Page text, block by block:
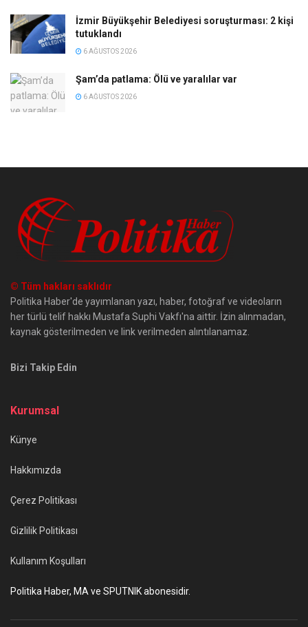
İzmir Büyükşehir Belediyesi soruşturması: 2 kişi
tutuklandı
6 AĞUSTOS 2026
Şam’da patlama: Ölü ve yaralılar var
6 AĞUSTOS 2026
© Tüm hakları saklıdır
Politika Haber'de yayımlanan yazı, haber, fotoğraf ve videoların
her türlü telif hakkı Mustafa Suphi Vakfı'na aittir. İzin alınmadan,
kaynak gösterilmeden ve link verilmeden alıntılanamaz.
Bizi Takip Edin
Kurumsal
Künye
Hakkımızda
Çerez Politikası
Gizlilik Politikası
Kullanım Koşulları
Politika Haber, MA ve SPUTNIK abonesidir.